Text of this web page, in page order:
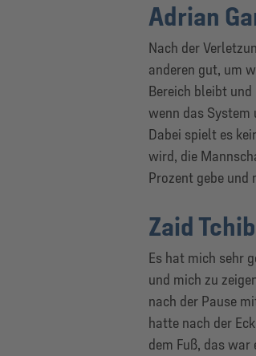
Adrian
Nach der
anderen gut, um
Bereich bleibt und
wenn das System
Dabei spielt es
wird, die
Prozent gebe und
Zaid
Es hat mich sehr
und mich zu
nach der Pause
hatte nach der
dem Fuß, das war